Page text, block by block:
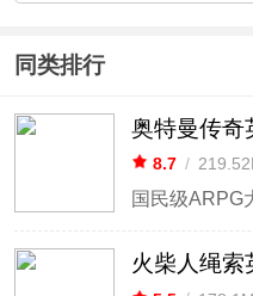
同类排行
8.7 /
火柴人绳索